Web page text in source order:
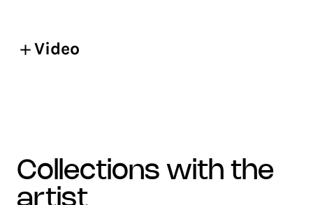
Video
collections with the
artist